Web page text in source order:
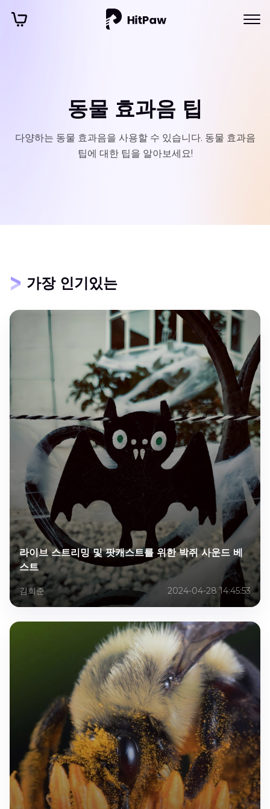
동물 효과음 팁
다양하는 동물 효과음을 사용할 수 있습니다. 동물 효과음
팁에 대한 팁을 알아보세요!
가장 인기있는
라이브 스트리밍 및 팟캐스트를 위한 박쥐 사운드 베
스트
김희준 2024-04-28 14:45:53